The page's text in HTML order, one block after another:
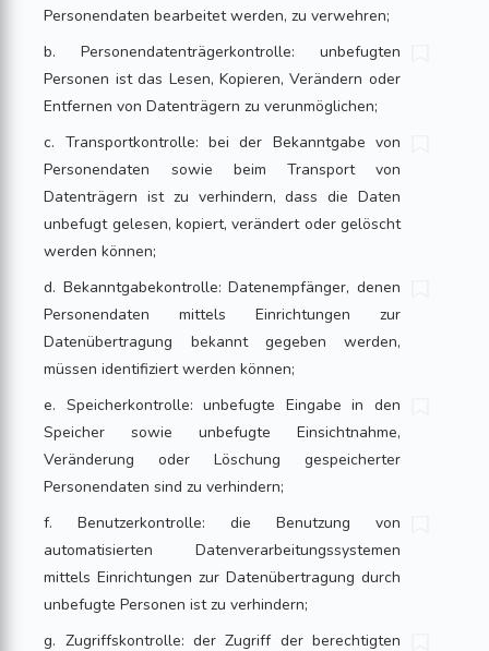
Personendaten bearbeitet werden, zu verwehren;
b. Personendatenträgerkontrolle: unbefugten
Personen ist das Lesen, Kopieren, Verändern oder
Entfernen von Datenträgern zu verunmöglichen;
c. Transportkontrolle: bei der Bekanntgabe von
Personendaten sowie beim Trans­port von
Datenträgern ist zu verhindern, dass die Daten
unbefugt gele­sen, kopiert, verändert oder gelöscht
werden können;
d. Bekanntgabekontrolle: Datenempfänger, denen
Personendaten mittels Ein­rich­tungen zur
Datenübertragung bekannt gegeben werden,
müssen identifi­ziert werden können;
e. Speicherkontrolle: unbefugte Eingabe in den
Speicher sowie unbefugte Ein­sichtnahme,
Veränderung oder Löschung gespeicherter
Personendaten sind zu verhindern;
f. Benutzerkontrolle: die Benutzung von
automatisierten Datenverarbeitungs­sy­stemen
mittels Einrichtungen zur Datenübertragung durch
unbefugte Per­sonen ist zu verhindern;
g. Zugriffskontrolle: der Zugriff der berechtigten